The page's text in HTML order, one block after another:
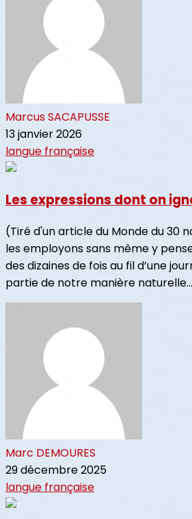
Marcus SACAPUSSE
13 janvier 2026
langue française
Les expressions dont on
(Tiré d'un article du Monde du 30
les employons sans même y
des dizaines de fois au fil d’une
partie de notre manière naturelle...
Marc DEMOURES
29 décembre 2025
langue française